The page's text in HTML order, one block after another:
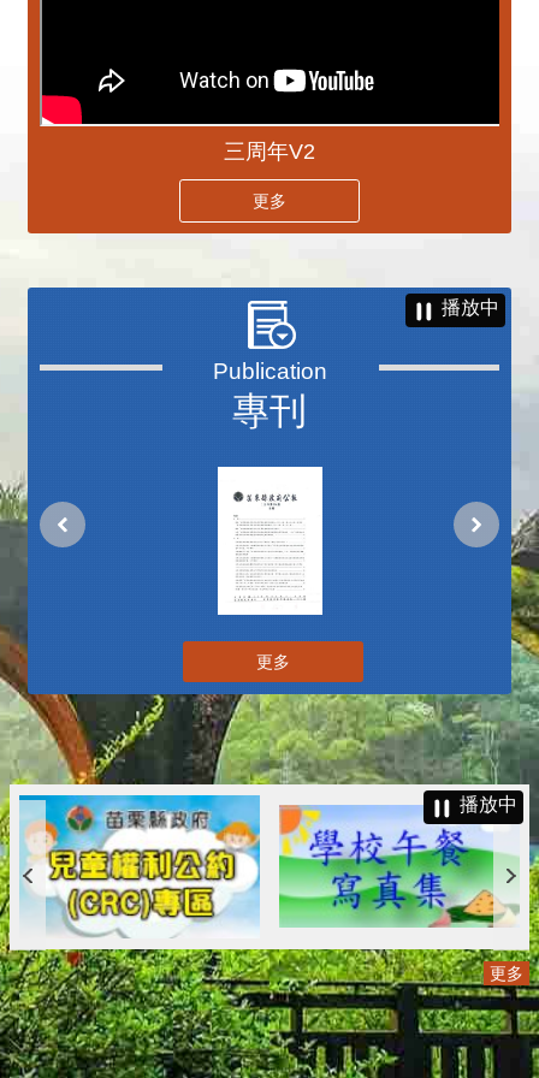
三周年V2
更多
專刊
播放中
更多
播放中
更多